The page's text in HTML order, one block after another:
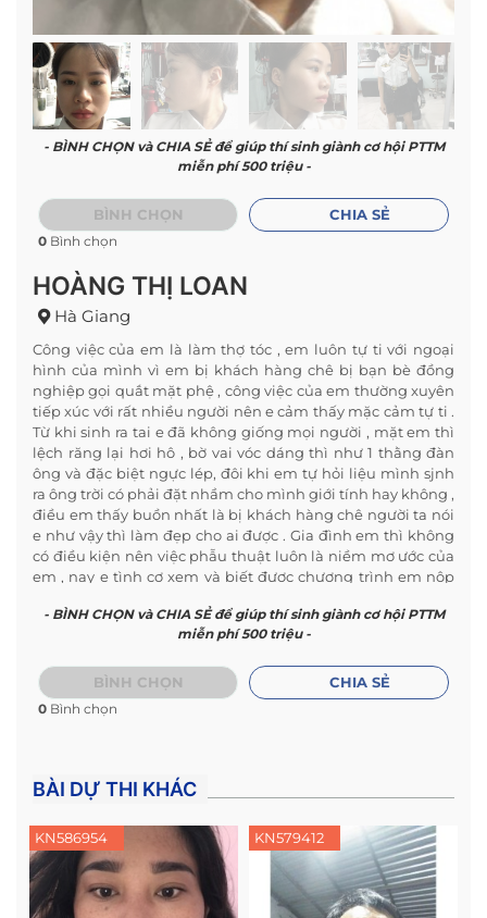
- BÌNH CHỌN và CHIA SẺ để giúp thí sinh giành cơ hội PTTM
miễn phí 500 triệu -
BÌNH CHỌN
0 Bình chọn
CHIA SẺ
HOÀNG THỊ LOAN
Hà Giang
Công việc của em là làm thợ tóc , em luôn tự ti với ngoại
hình của mình vì em bị khách hàng chê bị bạn bè đồng
nghiệp gọi quắt mặt phệ , công việc của em thường xuyên
tiếp xúc với rất nhiều người nên e cảm thấy mặc cảm tự ti .
Từ khi sinh ra tai e đã không giống mọi người , mặt em thì
lệch răng lại hơi hô , bờ vai vóc dáng thì như 1 thằng đàn
ông và đặc biệt ngực lép, đôi khi em tự hỏi liệu mình sjnh
ra ông trời có phải đặt nhầm cho mình giới tính hay không ,
điều em thấy buồn nhất là bị khách hàng chê người ta nói
e như vậy thì làm đẹp cho ai được . Gia đình em thì không
có điều kiện nên việc phẫu thuật luôn là niềm mơ ước của
em , nay e tình cơ xem và biết được chương trình em nộp
thay đổi và thực hiện công việc làm đẹp cho mọi người ạ
- BÌNH CHỌN và CHIA SẺ để giúp thí sinh giành cơ hội PTTM
miễn phí 500 triệu -
BÌNH CHỌN
0 Bình chọn
CHIA SẺ
BÀI DỰ THI KHÁC
KN586954 KN579412